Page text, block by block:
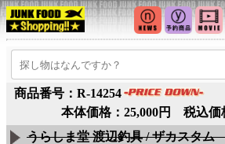
商品番号：R-14254
本体価格：25,000円 税込価
うらしま堂 渡辺釣具 / ザカスタ